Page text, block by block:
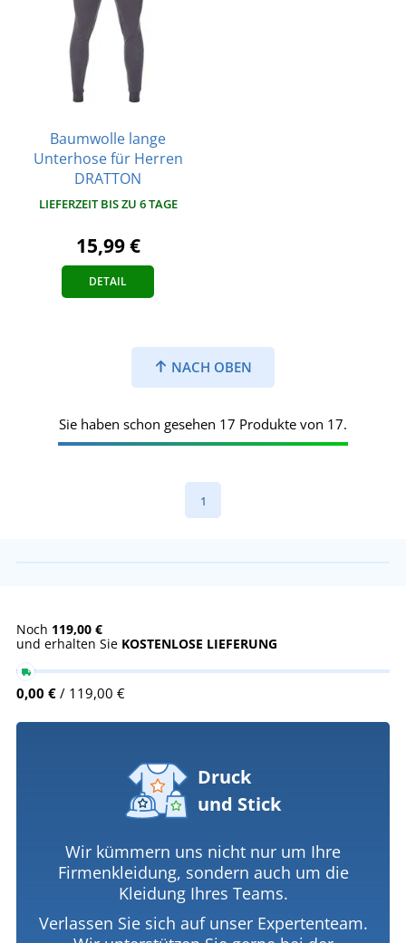
Baumwolle lange
Unterhose für Herren
DRATTON
LIEFERZEIT BIS ZU 6 TAGE
15,99 €
DETAIL
NACH OBEN
Sie haben schon gesehen 17 Produkte von 17.
1
Noch 119,00 €
und erhalten Sie KOSTENLOSE LIEFERUNG
0,00 € / 119,00 €
Druck
und Stick
Wir kümmern uns nicht nur um Ihre
Firmenkleidung, sondern auch um die
Kleidung Ihres Teams.
Verlassen Sie sich auf unser Expertenteam.